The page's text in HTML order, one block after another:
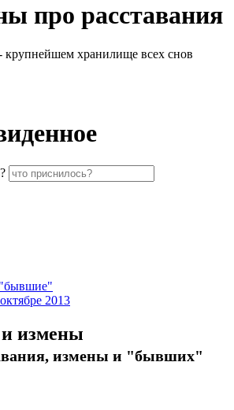
про расставания
крупнейшем хранилище всех снов
"бывшие"
2013
и измены
измены и "бывших"